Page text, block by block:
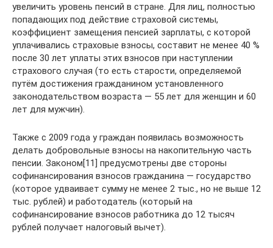
увеличить уровень пенсий в стране. Для лиц, полностью
попадающих под действие страховой системы,
коэффициент замещения пенсией зарплаты, с которой
уплачивались страховые взносы, составит не менее 40 %
после 30 лет уплаты этих взносов при наступлении
страхового случая (то есть старости, определяемой
путём достижения гражданином установленного
законодательством возраста — 55 лет для женщин и 60
лет для мужчин).
Также с 2009 года у граждан появилась возможность
делать добровольные взносы на накопительную часть
пенсии. Законом[11] предусмотрены две стороны
софинансирования взносов гражданина — государство
(которое удваивает сумму не менее 2 тыс., но не выше 12
тыс. рублей) и работодатель (который на
софинансирование взносов работника до 12 тысяч
рублей получает налоговый вычет).